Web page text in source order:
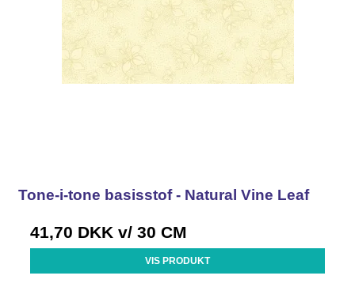
Tone-i-tone basisstof - Natural Vine Leaf
41,70 DKK v/ 30 CM
VIS PRODUKT